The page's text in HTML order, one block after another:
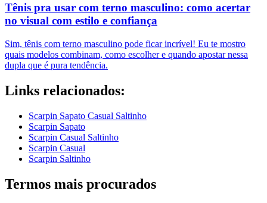
Tênis pra usar com terno masculino: como acertar
no visual com estilo e confiança
Sim, tênis com terno masculino pode ficar incrível! Eu te mostro
quais modelos combinam, como escolher e quando apostar nessa
dupla que é pura tendência.
Links relacionados:
Scarpin Sapato Casual Saltinho
Scarpin Sapato
Scarpin Casual Saltinho
Scarpin Casual
Scarpin Saltinho
Termos mais procurados